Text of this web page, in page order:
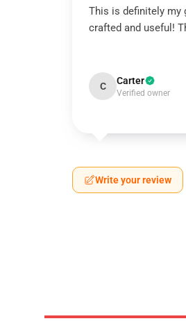
This is definitely my
crafted and useful!
C Carter
Verified owner
Write your review